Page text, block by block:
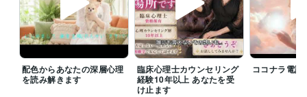
お急ぎの方や夜間早朝をご希望の方はぜひご検討ください。ご希望の日
時がある場合は、メッセージにてお知らせください。日によっては変則
対応になることもありますが、事前にご相談いただければ、調整可能で
す
他でも対面活動があるため、ご予約の重複を避けるためにも、事前にご
一報いただけると助かります
配色からあなたの深層心理
を読み解きます
臨床心理士カウンセリング
経験10年以上 あなたを受
け止ます
ココナラ電話